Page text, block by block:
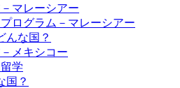
マレーシアー
ログラム－マレーシアー
んな国？
メキシコー
学
国？